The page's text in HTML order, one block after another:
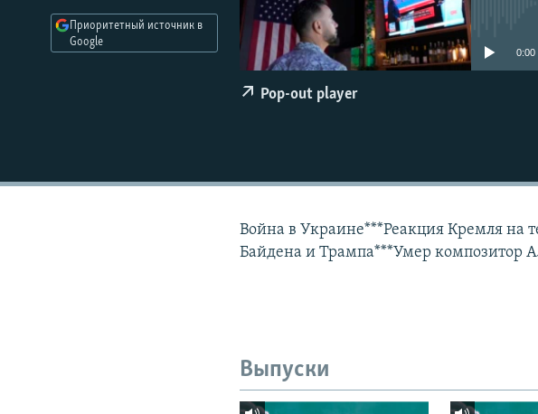
СИБИРЬ.РЕАЛИИ
РАСПИСАНИЕ ВЕЩАНИЯ
0:00
Pop-out player
Приоритетный источник в
Google
Война в Украине***Реакция Кремля на
Байдена и Трампа***Умер композитор
Выпуски